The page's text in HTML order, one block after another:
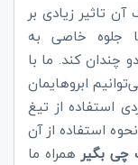
آن تاثیر زیادی بر
جلوه خاصی به
چندان کند. ما با
ابرو‌هایمان
استفاده از تیغ
استفاده از آن
بگیر همراه ما